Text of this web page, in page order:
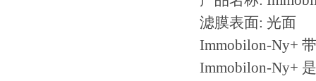
滤膜表面: 光面
Immobilon-Ny+
Immobilon-Ny+